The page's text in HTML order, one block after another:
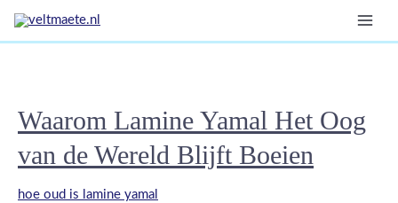
naar
de
Waarom Lamine Yamal Het Oog
van de Wereld Blijft Boeien
hoe oud is lamine yamal
paginering